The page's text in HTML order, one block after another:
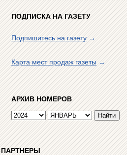
ПОДПИСКА НА ГАЗЕТУ
Подпишитесь на газету→
Карта мест продаж газеты→
АРХИВ НОМЕРОВ
ПАРТНЕРЫ